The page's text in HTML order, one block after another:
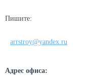
Пишите:
arrstroy@yandex.ru
Адрес офиса: